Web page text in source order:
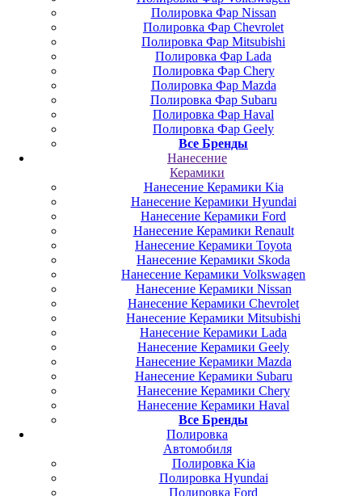
Полировка Фар Nissan
Полировка Фар Chevrolet
Полировка Фар Mitsubishi
Полировка Фар Lada
Полировка Фар Chery
Полировка Фар Mazda
Полировка Фар Subaru
Полировка Фар Haval
Полировка Фар Geely
Все Бренды
Нанесение
Керамики
Нанесение Керамики Kia
Нанесение Керамики Hyundai
Нанесение Керамики Ford
Нанесение Керамики Renault
Нанесение Керамики Toyota
Нанесение Керамики Skoda
Нанесение Керамики Volkswagen
Нанесение Керамики Nissan
Нанесение Керамики Chevrolet
Нанесение Керамики Mitsubishi
Нанесение Керамики Lada
Нанесение Керамики Geely
Нанесение Керамики Mazda
Нанесение Керамики Subaru
Нанесение Керамики Chery
Нанесение Керамики Haval
Все Бренды
Полировка
Автомобиля
Полировка Kia
Полировка Hyundai
Полировка Ford